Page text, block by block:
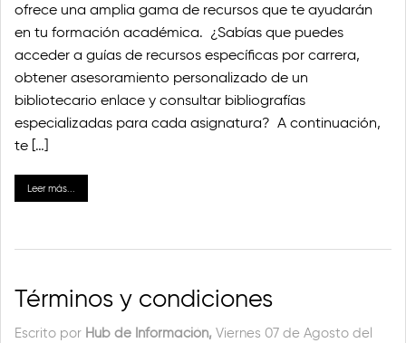
ofrece una amplia gama de recursos que te ayudarán
en tu formación académica. ¿Sabías que puedes
acceder a guías de recursos específicas por carrera,
obtener asesoramiento personalizado de un
bibliotecario enlace y consultar bibliografías
especializadas para cada asignatura? A continuación,
te […]
Leer más...
Términos y condiciones
Escrito por Hub de Información, Viernes 07 de Agosto del